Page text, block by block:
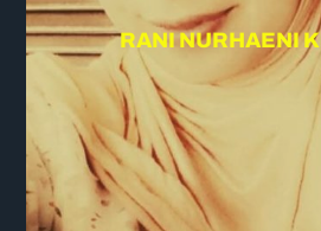
RANI NURHAENI